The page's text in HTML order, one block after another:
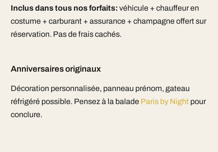
Inclus dans tous nos forfaits: véhicule + chauffeur en
costume + carburant + assurance + champagne offert sur
réservation. Pas de frais cachés.
Anniversaires originaux
Décoration personnalisée, panneau prénom, gateau
réfrigéré possible. Pensez à la balade Paris by Nightpour
conclure.